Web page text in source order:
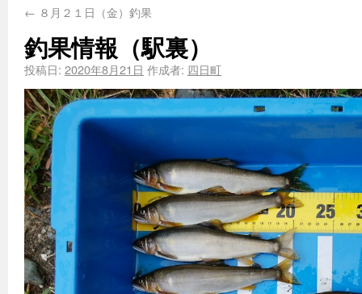
← ８月２１日（金）釣果
釣果情報（駅裏）
投稿日: 2020年8月21日 作成者: 四日町